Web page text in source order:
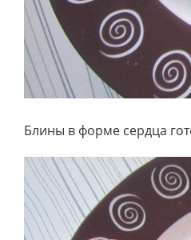
Блины в форме сердца